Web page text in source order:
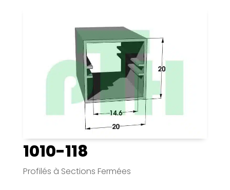
1010-118
Profilés à Sections Fermées